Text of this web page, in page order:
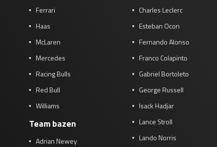
Ferrari
Haas
McLaren
Mercedes
Racing Bulls
Red Bull
Williams
Team bazen
Adrian Newey
Charles Leclerc
Esteban Ocon
Fernando Alonso
Franco Colapinto
Gabriel Bortoleto
George Russell
Isack Hadjar
Lance Stroll
Lando Norris